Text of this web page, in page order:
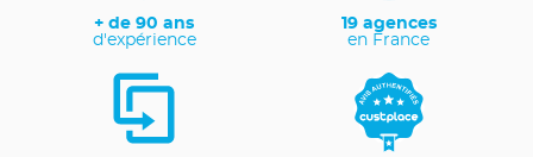
+ de 90 ans
d'expérience
19 agences
en France